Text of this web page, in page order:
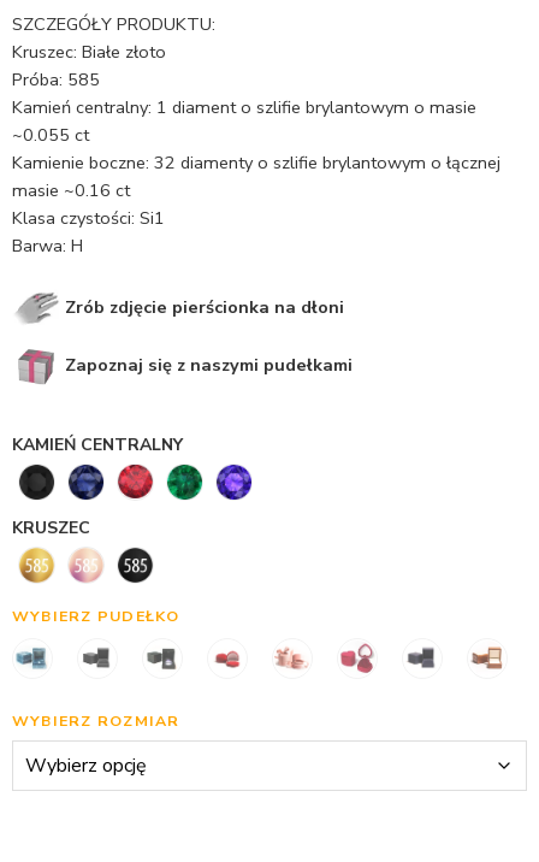
ocen
klientów
SZCZEGÓŁY PRODUKTU:
Kruszec: Białe złoto
Próba: 585
Kamień centralny: 1 diament o szlifie brylantowym o masie
~0.055 ct
Kamienie boczne: 32 diamenty o szlifie brylantowym o łącznej
masie ~0.16 ct
Klasa czystości: Si1
Barwa: H
Zrób zdjęcie pierścionka na dłoni
Zapoznaj się z naszymi pudełkami
KAMIEŃ CENTRALNY
KRUSZEC
WYBIERZ PUDEŁKO
WYBIERZ ROZMIAR